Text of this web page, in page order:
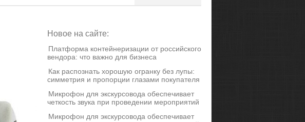
Новое на сайте:
Платформа контейнеризации от российского
вендора: что важно для бизнеса
Как распознать хорошую огранку без лупы:
симметрия и пропорции глазами покупателя
Микрофон для экскурсовода обеспечивает
четкость звука при проведении мероприятий
Микрофон для экскурсовода обеспечивает